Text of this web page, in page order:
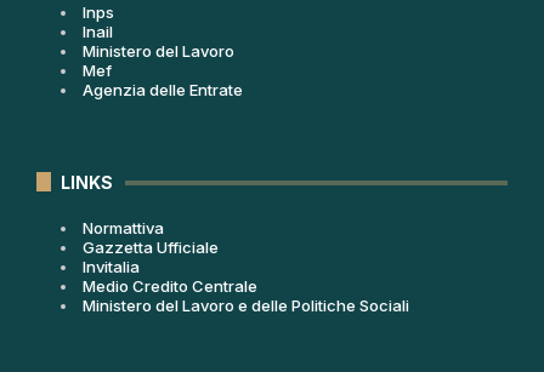
Inps
Inail
Ministero del Lavoro
Mef
Agenzia delle Entrate
LINKS
Normattiva
Gazzetta Ufficiale
Invitalia
Medio Credito Centrale
Ministero del Lavoro e delle Politiche Sociali